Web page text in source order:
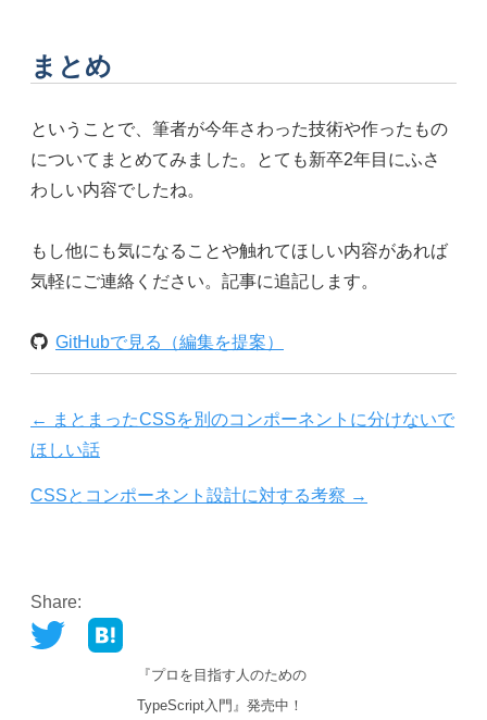
まとめ
ということで、筆者が今年さわった技術や作ったもの
についてまとめてみました。とても新卒2年目にふさ
わしい内容でしたね。
もし他にも気になることや触れてほしい内容があれば
気軽にご連絡ください。記事に追記します。
GitHubで見る（編集を提案）
← まとまったCSSを別のコンポーネントに分けないで
ほしい話
CSSとコンポーネント設計に対する考察 →
Share:
『プロを目指す人のための
TypeScript入門』発売中！